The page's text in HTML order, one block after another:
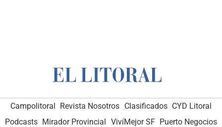
Campolitoral Revista Nosotros Clasificados CYD Litoral
Podcasts Mirador Provincial VivíMejor SF Puerto Negocios